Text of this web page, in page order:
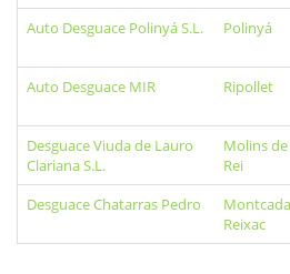
Auto Desguace Polinyá S.L.
Polinyá
Auto Desguace MIR
Ripollet
Desguace Viuda de Lauro
Clariana S.L.
Molins de
Rei
Desguace Chatarras Pedro
Reixac